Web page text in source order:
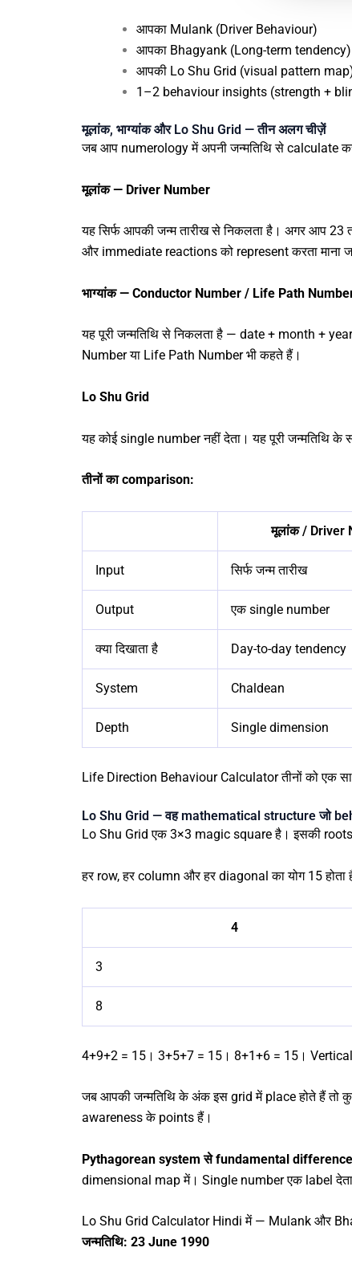
आपका Mulank (Driver Behaviour)
आपका Bhagyank (Long-term tendency)
आपकी Lo Shu Grid (visual pattern
1–2 behaviour insights (strength +
मूलांक, भाग्यांक और Lo Shu Grid — तीन अलग चीज़ें
जब आप numerology में अपनी जन्मतिथि से calculate
मूलांक — Driver Number
यह सिर्फ आपकी जन्म तारीख से निकलता है। अगर आप
और immediate reactions को represent करता माना
भाग्यांक — Conductor Number / Life Path
यह पूरी जन्मतिथि से निकलता है — date + month +
Number या Life Path Number भी कहते हैं।
Lo Shu Grid
यह कोई single number नहीं देता। यह पूरी
तीनों का comparison:
मूलांक / Driver
Input सिर्फ जन्म तारीख
Output एक single number
क्या दिखाता है Day-to-day tendency
System Chaldean
Depth Single dimension
Life Direction Behaviour Calculatorतीनों को एक
Lo Shu Grid — वह mathematical structure जो
Lo Shu Grid एक 3×3 magic square है। इसकी
हर row, हर column और हर diagonal का योग 15 होता
4
3
8
4+9+2 = 15। 3+5+7 = 15। 8+1+6 = 15।
जब आपकी जन्मतिथि के अंक इस grid में place होते हैं
awareness के points हैं।
Pythagorean system से fundamental
dimensional map में। Single number एक label
Lo Shu Grid Calculator Hindi में — Mulank और
जन्मतिथि: 23 June 1990